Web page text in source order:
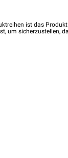
ist das
um sicherzustellen,